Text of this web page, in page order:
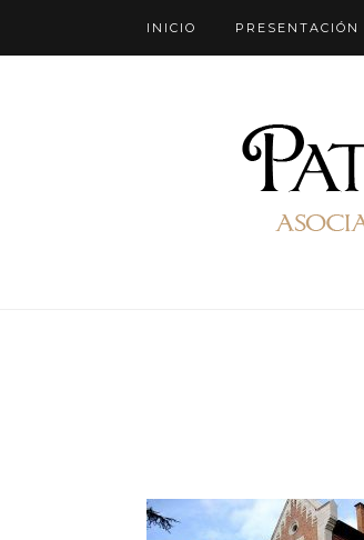
INICIO PRESENTACIÓN